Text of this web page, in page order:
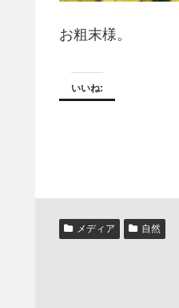
お粗末様。
いいね:
メディア 自然